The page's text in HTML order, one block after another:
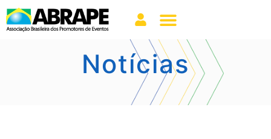
Notícias